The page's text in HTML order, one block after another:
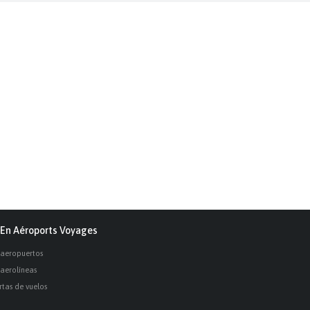
En Aéroports Voyages
aeropuertos
aerolíneas
de vuelos